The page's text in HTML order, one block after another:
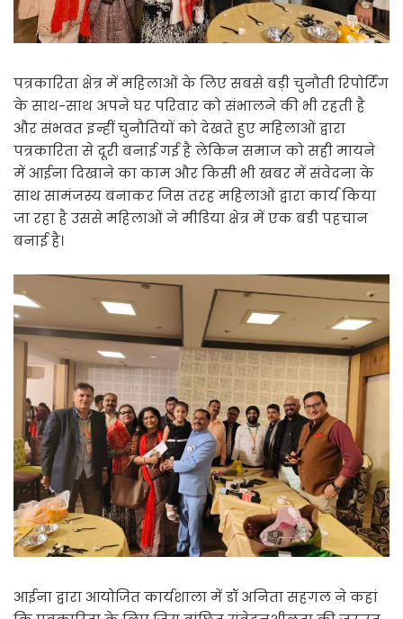
पत्रकारिता क्षेत्र में महिलाओं के लिए सबसे बड़ी चुनौती रिपोर्टिंग
के साथ-साथ अपने घर परिवार को संभालने की भी रहती है
और संभवत इन्हीं चुनौतियों को देखते हुए महिलाओं द्वारा
पत्रकारिता से दूरी बनाई गई है लेकिन समाज को सही मायने
में आईना दिखाने का काम और किसी भी खबर में संवेदना के
साथ सामंजस्य बनाकर जिस तरह महिलाओं द्वारा कार्य किया
जा रहा है उससे महिलाओं ने मीडिया क्षेत्र में एक बडी पहचान
बनाई है।
आईना द्वारा आयोजित कार्यशाला में डॉ अनिता सहगल ने कहां